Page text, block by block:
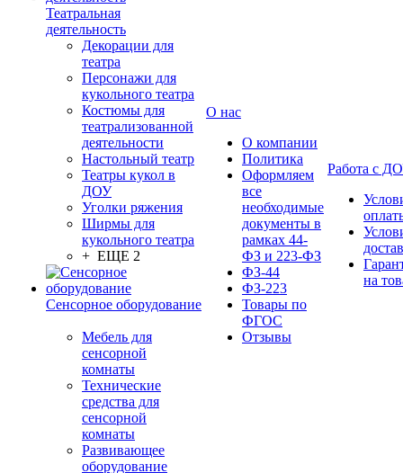
Театральная
деятельность
Декорации для
театра
Персонажи для
кукольного театра
Костюмы для
театрализованной
деятельности
Настольный театр
Театры кукол в
ДОУ
Уголки ряжения
Ширмы для
кукольного театра
+ ЕЩЕ 2
Сенсорное оборудование
Мебель для
сенсорной
комнаты
Технические
средства для
сенсорной
комнаты
Развивающее
оборудование
О нас
О компании
Политика
Оформляем
все
необходимые
документы в
рамках 44-
ФЗ и 223-ФЗ
ФЗ-44
ФЗ-223
Товары по
ФГОС
Отзывы
Работа с
на